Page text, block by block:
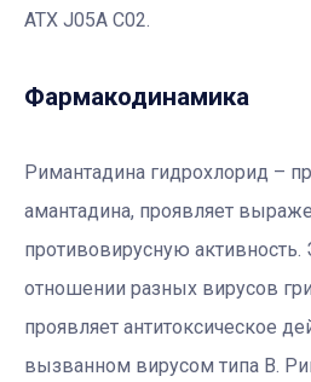
АТХ J05A С02.
Фармакодинамика
Римантадина гидрохлорид –
амантадина, проявляет
противовирусную
отношении разных вирусов
проявляет антитоксическое
вызванном вирусом типа В.